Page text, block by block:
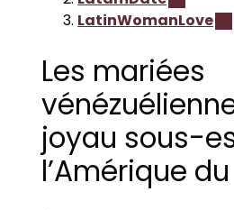
LatinWomanLove
Les mariées
joyau sous-
l’Amérique